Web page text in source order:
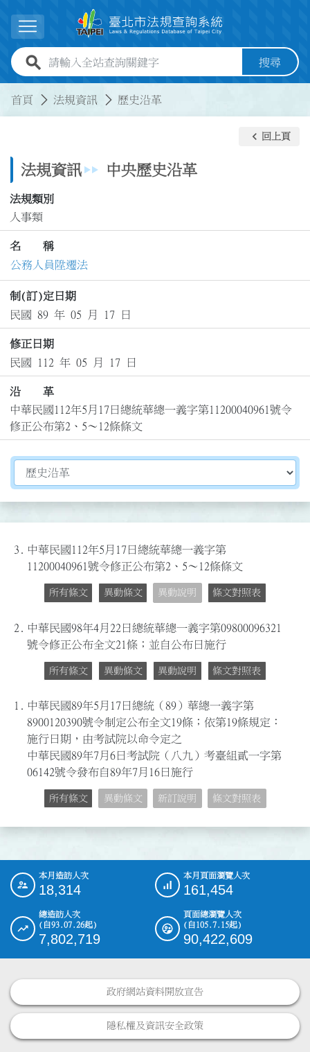
展開選單
全站查詢關鍵字欄位 搜尋
首頁 法規資訊 歷史沿革
法規資訊 中央歷史沿革
keyboard_arrow_left 回上頁
法規類別
人事類
名 稱
公務人員陞遷法
制(訂)定日期
民國 89 年 05 月 17 日
修正日期
民國 112 年 05 月 17 日
沿 革
中華民國112年5月17日總統華總一義字第11200040961號令
修正公布第2、5～12條條文
切換選擇法規資訊內容
3. 中華民國112年5月17日總統華總一義字第
11200040961號令修正公布第2、5～12條條文
所有條文 異動條文 異動說明 條文對照表
2.
中華民國98年4月22日總統華總一義字第09800096321
號令修正公布全文21條；並自公布日施行
所有條文 異動條文 異動說明 條文對照表
1.
中華民國89年5月17日總統（89）華總一義字第
8900120390號令制定公布全文19條；依第19條規定：
施行日期，由考試院以命令定之
中華民國89年7月6日考試院（八九）考臺組貳一字第
06142號令發布自89年7月16日施行
所有條文 異動條文 新訂說明 條文對照表
::: 本月造訪人次
18,314
本月頁面瀏覽人次
161,454
總造訪人次
(自93.07.26起)
7,802,719
頁面總瀏覽人次
(自105.7.15起)
90,422,609
政府網站資料開放宣告
隱私權及資訊安全政策